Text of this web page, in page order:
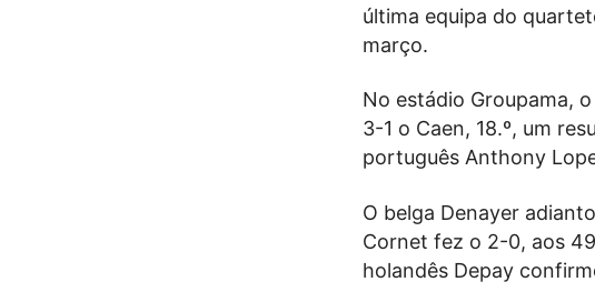
última equipa do
março.
No estádio Groupama,
3-1 o Caen, 18.º, um
português Anthony
O belga Denayer
Cornet fez o 2-0, aos
holandês Depay